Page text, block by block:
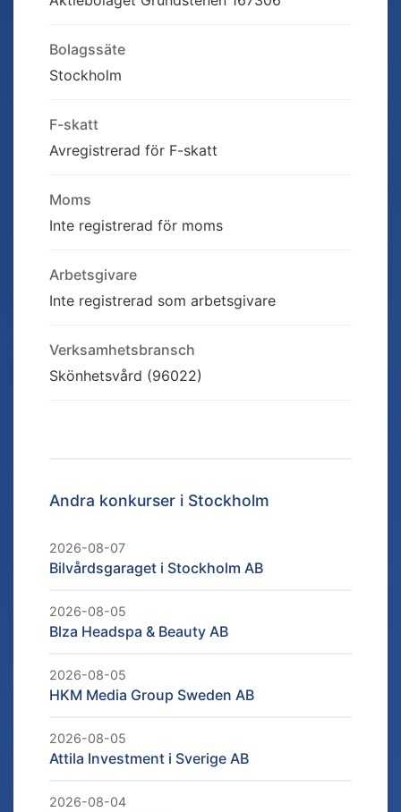
Bolagssäte
Stockholm
F-skatt
Avregistrerad för F-skatt
Moms
Inte registrerad för moms
Arbetsgivare
Inte registrerad som arbetsgivare
Verksamhetsbransch
Skönhetsvård (96022)
Andra konkurser i Stockholm
2026-08-07
Bilvårdsgaraget i Stockholm AB
2026-08-05
Blza Headspa & Beauty AB
2026-08-05
HKM Media Group Sweden AB
2026-08-05
Attila Investment i Sverige AB
2026-08-04